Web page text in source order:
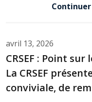
avril 13, 2026
CRSEF : Point
La CRSEF
conviviale, de